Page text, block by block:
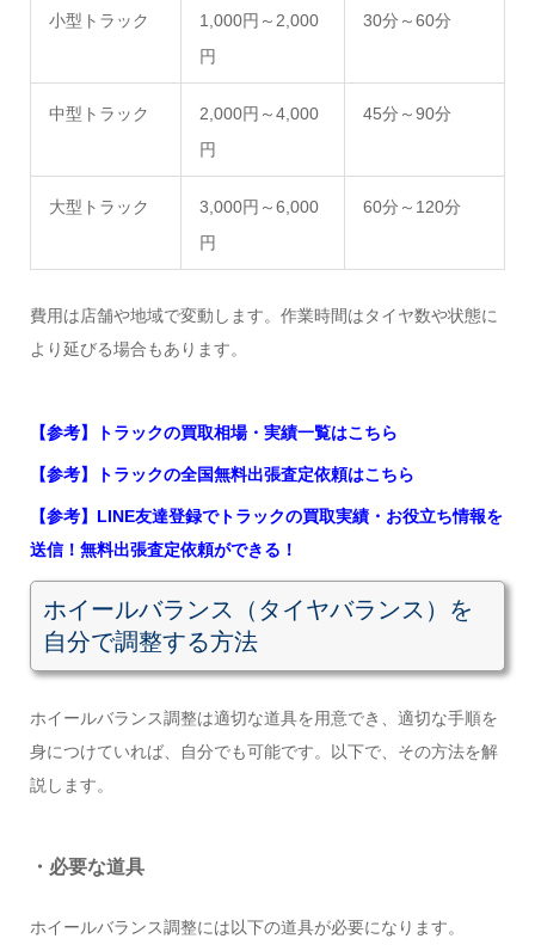
小型トラック
1,000円～2,000
円
30分～60分
中型トラック
2,000円～4,000
円
45分～90分
大型トラック
3,000円～6,000
円
60分～120分
費用は店舗や地域で変動します。作業時間はタイヤ数や状態に
より延びる場合もあります。
【参考】トラックの買取相場・実績一覧はこちら
【参考】トラックの全国無料出張査定依頼はこちら
【参考】LINE友達登録でトラックの買取実績・お役立ち情報を
送信！無料出張査定依頼ができる！
ホイールバランス（タイヤバランス）を
自分で調整する方法
ホイールバランス調整は適切な道具を用意でき、適切な手順を
身につけていれば、自分でも可能です。以下で、その方法を解
説します。
・必要な道具
ホイールバランス調整には以下の道具が必要になります。